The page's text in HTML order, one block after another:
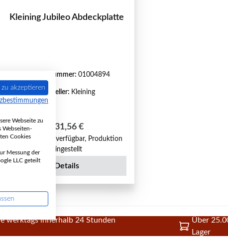
Kleining Jubileo Abdeckplatte
Produktnummer: 01004894
Hersteller: Kleining
Regulärer Preis:
131,56 €
nicht mehr verfügbar, Produktion
eingestellt
Details
werktags innerhalb 24 Stunden
Über
Lager
akzeptieren
Webseite zu
Webseiten-
Cookies
Messung der
LLC geteilt